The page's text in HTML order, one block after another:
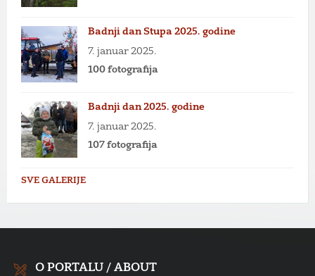
Badnji dan Stupa 2025. godine
7. januar 2025.
100 fotografija
Badnji dan 2025. godine
7. januar 2025.
107 fotografija
SVE GALERIJE
O PORTALU / ABOUT